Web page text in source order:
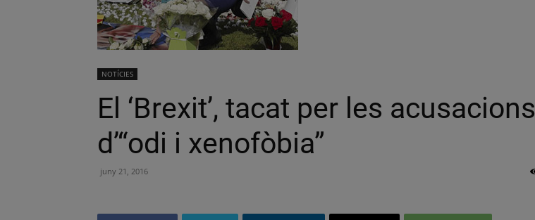
NOTÍCIES
El ‘Brexit’, tacat per les acusacions
d’“odi i xenofòbia”
juny 21, 2016